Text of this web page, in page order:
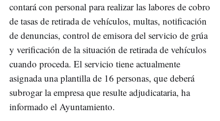
contará con personal para realizar las labores de cobro
de tasas de retirada de vehículos, multas, notificación
de denuncias, control de emisora del servicio de grúa
y verificación de la situación de retirada de vehículos
cuando proceda. El servicio tiene actualmente
asignada una plantilla de 16 personas, que deberá
subrogar la empresa que resulte adjudicataria, ha
informado el Ayuntamiento.